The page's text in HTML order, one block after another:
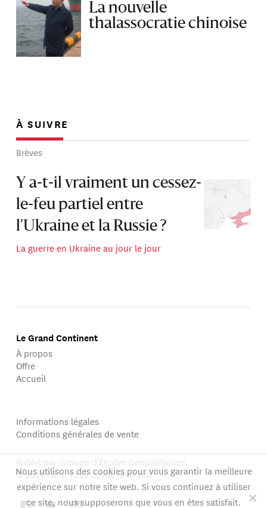
La nouvelle
thalassocratie chinoise
À SUIVRE
Brèves
Y a-t-il vraiment un cessez-
le-feu partiel entre
l’Ukraine et la Russie ?
La guerre en Ukraine au jour le jour
Le Grand Continent
À propos
Offre
Accueil
Informations légales
Conditions générales de vente
Publié par Groupe d'Études Géopolitiques.
© 2026 GEG. Tous droits réservés.
Nous utilisons des cookies pour vous garantir la meilleure
expérience sur notre site web. Si vous continuez à utiliser
ce site, nous supposerons que vous en êtes satisfait.